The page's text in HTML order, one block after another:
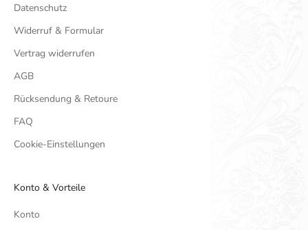
Datenschutz
Widerruf & Formular
Vertrag widerrufen
AGB
Rücksendung & Retoure
FAQ
Cookie-Einstellungen
Konto & Vorteile
Konto